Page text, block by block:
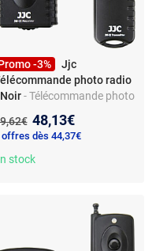
-3%
Jjc
photo radio
- Télécommande photo
par piles - Pour
et Pentax
prix :
Nouveau prix :
48,13€
offres dès 44,37€
stock